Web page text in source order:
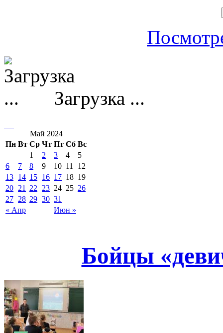
Загрузка ...
Май 2024
Пн Вт Ср Чт Пт Сб Вс
« Апр Июн »
1 2 3 4
5
6
7 8 9 10 11
12
13 14 15 16 17 18 19
20 21 22 23 24 25 26
27 28 29 30 31
Бойцы